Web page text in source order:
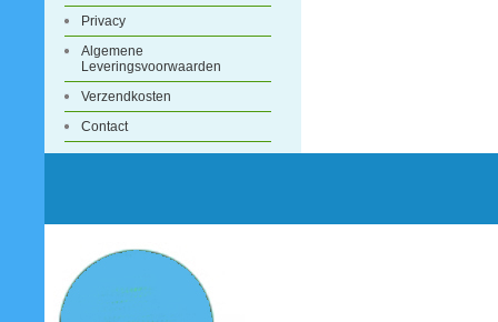
Privacy
Algemene
Leveringsvoorwaarden
Verzendkosten
Contact